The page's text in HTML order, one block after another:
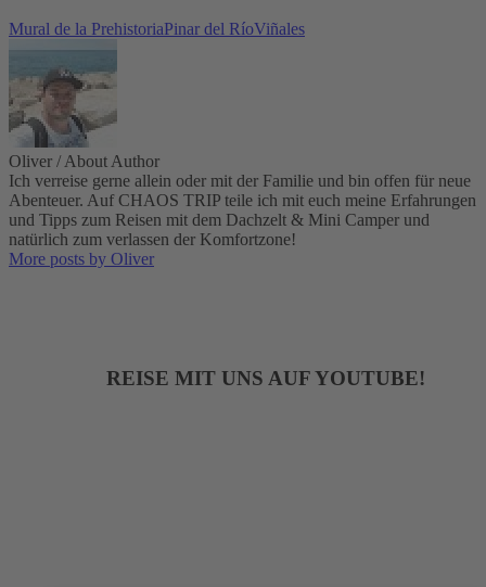
Mural de la PrehistoriaPinar del RíoViñales
Oliver / About Author
Ich verreise gerne allein oder mit der Familie und bin offen für neue
Abenteuer. Auf CHAOS TRIP teile ich mit euch meine Erfahrungen
und Tipps zum Reisen mit dem Dachzelt & Mini Camper und
natürlich zum verlassen der Komfortzone!
More posts by Oliver
REISE MIT UNS AUF YOUTUBE!